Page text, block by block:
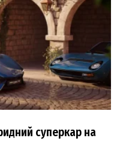
суперкар на